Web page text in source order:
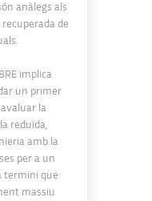
anàlegs als
recuperada de
implica
un primer
la
reduïda,
amb la
per a un
termini que
massiu